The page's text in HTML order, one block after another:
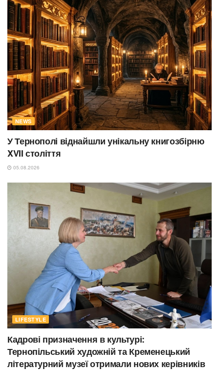
NEWS
У Тернополі віднайшли унікальну книгозбірню
XVII століття
05.08.2026
LIFESTYLE
Кадрові призначення в культурі:
Тернопільський художній та Кременецький
літературний музеї отримали нових керівників